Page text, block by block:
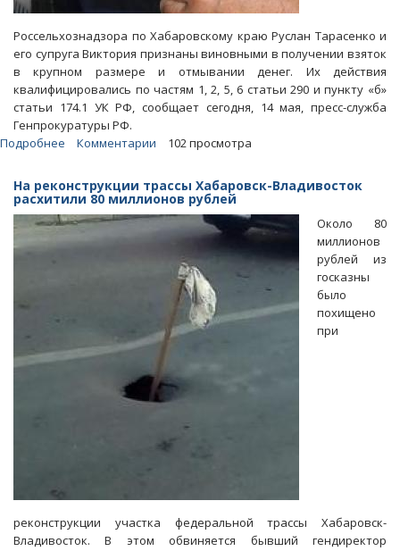
Россельхознадзора по Хабаровскому краю Руслан Тарасенко и
его супруга Виктория признаны виновными в получении взяток
в крупном размере и отмывании денег. Их действия
квалифицировались по частям 1, 2, 5, 6 статьи 290 и пункту «б»
статьи 174.1 УК РФ, сообщает сегодня, 14 мая, пресс-служба
Генпрокуратуры РФ.
Подробнее
Россельхознадзора
и
взятки
отмывание
Комментарии 102 просмотра
На реконструкции трассы Хабаровск-Владивосток
расхитили 80 миллионов рублей
Около 80
миллионов
рублей из
госказны
было
похищено
при
реконструкции участка федеральной трассы Хабаровск-
Владивосток. В этом обвиняется бывший гендиректор